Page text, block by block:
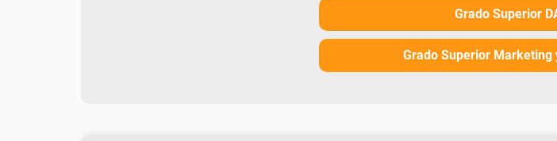
Grado Superior
Grado Superior Marketing